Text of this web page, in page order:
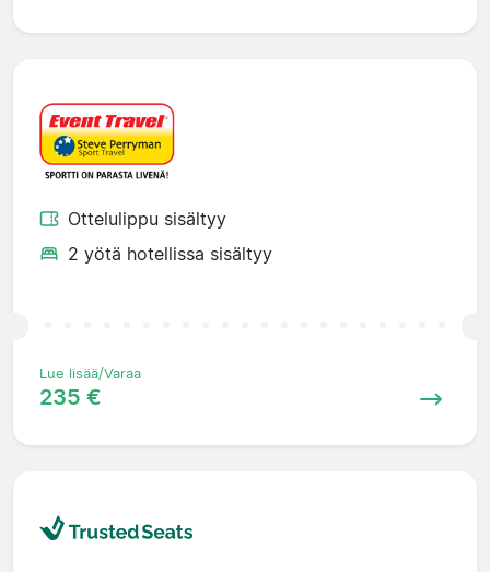
Ottelulippu sisältyy
2 yötä hotellissa sisältyy
Lue lisää/Varaa
235 €